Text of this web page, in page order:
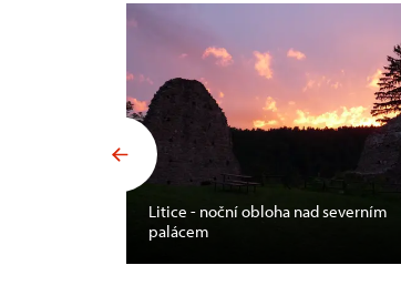
Litice - noční obloha nad severním
palácem